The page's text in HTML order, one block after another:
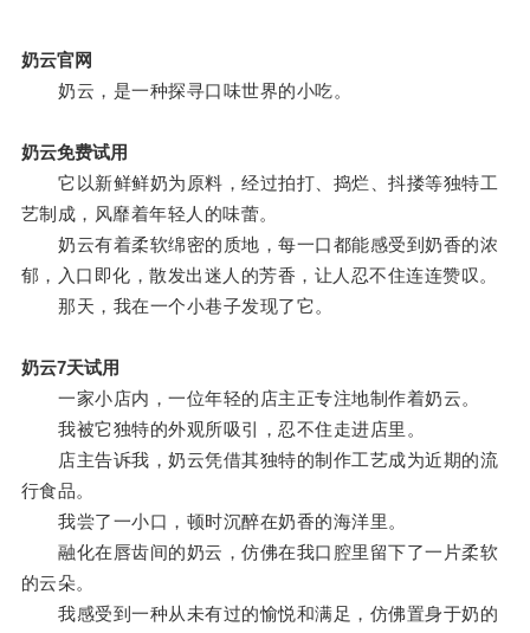
奶云官网
奶云，是一种探寻口味世界的小吃。
奶云免费试用
它以新鲜鲜奶为原料，经过拍打、捣烂、抖搂等独特工
艺制成，风靡着年轻人的味蕾。
奶云有着柔软绵密的质地，每一口都能感受到奶香的浓
郁，入口即化，散发出迷人的芳香，让人忍不住连连赞叹。
那天，我在一个小巷子发现了它。
奶云7天试用
一家小店内，一位年轻的店主正专注地制作着奶云。
我被它独特的外观所吸引，忍不住走进店里。
店主告诉我，奶云凭借其独特的制作工艺成为近期的流
行食品。
我尝了一小口，顿时沉醉在奶香的海洋里。
融化在唇齿间的奶云，仿佛在我口腔里留下了一片柔软
的云朵。
我感受到一种从未有过的愉悦和满足，仿佛置身于奶的